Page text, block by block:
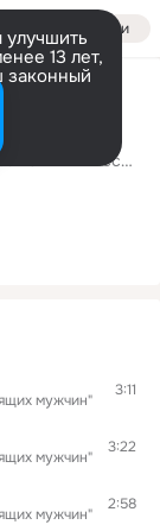
Войти
13 лет,
законный
Из коллекции клуба "Стихи и песни настоящих мужчин"
мужчин"
3:11
мужчин"
3:22
мужчин"
2:58